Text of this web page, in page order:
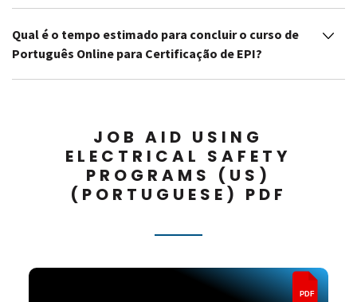
Qual é o tempo estimado para concluir o curso de
Português Online para Certificação de EPI?
JOB AID USING
ELECTRICAL SAFETY
PROGRAMS (US)
(PORTUGUESE) PDF
PDF